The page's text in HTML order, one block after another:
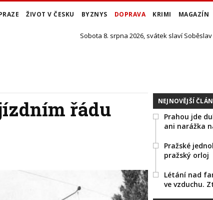
ŽIVOT V ČESKU BYZNYS DOPRAVA KRIMI MAGAZÍN
Sobota 8. srpna 2026, svátek slaví Soběslav
řádu
NEJNOVĚJŠÍ
Prahou jde
ani narážka
Pražské
pražský orloj
Létání nad
ve vzduchu.